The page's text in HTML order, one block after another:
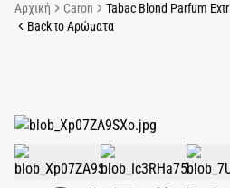
Αρχική Caron
Tabac Blond Parfum
Back to Αρώματα